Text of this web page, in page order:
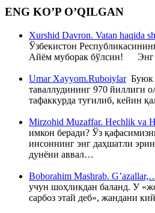
ENG KO’P O’QILGAN
Xurshid Davron. Vatan haqida
Ўзбекистон
Айём муборак бўлсин! Энг
Umar Xayyom.RuboiylarБуюк
таваллудининг 970 йиллиги
тафаккурда туғилиб, кейин
Mirzohid Muzaffar. Hechlik va
имкон беради? Ўз
инсоннинг энг даҳшатли
дунёни аввал…
Boborahim Mashrab.
учун шоҳликдан баланд. У
сарбоз этай деб», жандани